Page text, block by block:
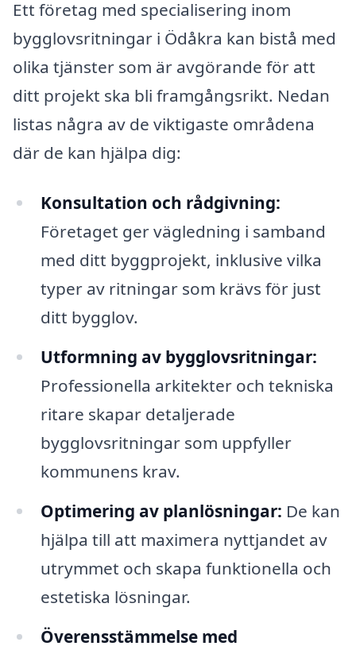
Ett företag med specialisering inom
bygglovsritningar i Ödåkra kan bistå med
olika tjänster som är avgörande för att
ditt projekt ska bli framgångsrikt. Nedan
listas några av de viktigaste områdena
där de kan hjälpa dig:
Konsultation och rådgivning:
Företaget ger vägledning i samband
med ditt byggprojekt, inklusive vilka
typer av ritningar som krävs för just
ditt bygglov.
Utformning av bygglovsritningar:
Professionella arkitekter och tekniska
ritare skapar detaljerade
bygglovsritningar som uppfyller
kommunens krav.
Optimering av planlösningar: De kan
hjälpa till att maximera nyttjandet av
utrymmet och skapa funktionella och
estetiska lösningar.
Överensstämmelse med